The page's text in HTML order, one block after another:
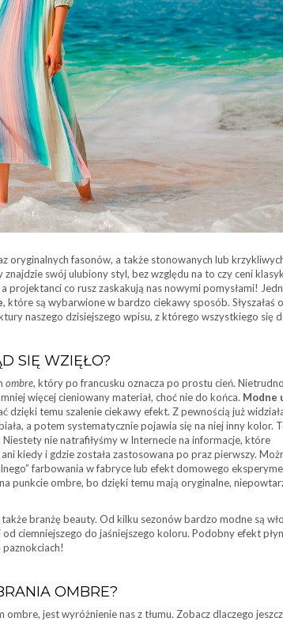
oryginalnych fasonów, a także stonowanych lub
swój ulubiony styl, bez względu na to czy ceni
projektanci co rusz zaskakują nas nowymi pomysłami!
, które są wybarwione w bardzo ciekawy sposób. Słyszałaś
naszego dzisiejszego wpisu, z którego wszystkiego się
SIĘ WZIĘŁO?
ombre, który po francusku oznacza po prostu cień.
więcej cieniowany materiał, choć nie do końca. Modne
dzięki temu szalenie ciekawy efekt. Z pewnością już
a potem systematycznie pojawia się na niej inny kolor.
nie natrafiłyśmy w Internecie na informacje, które
kiedy i gdzie została zastosowana po praz pierwszy.
farbowania w fabryce lub efekt domowego
punkcie ombre, bo dzięki temu mają oryginalne,
branżę beauty. Od kilku sezonów bardzo modne są
ciemniejszego do jaśniejszego koloru. Podobny efekt
paznokciach!
OMBRE?
jest wyróżnienie nas z tłumu. Zobacz dlaczego